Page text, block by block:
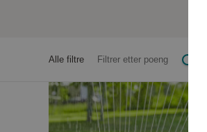
Alle filtre Filtrer etter poeng